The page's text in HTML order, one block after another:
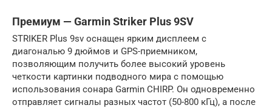
Премиум — Garmin Striker Plus 9SV
STRIKER Plus 9sv оснащен ярким дисплеем с
диагональю 9 дюймов и GPS-приемником,
позволяющим получить более высокий уровень
четкости картинки подводного мира с помощью
использования сонара Garmin CHIRP. Он одновременно
отправляет сигналы разных частот (50-800 кГц), а после